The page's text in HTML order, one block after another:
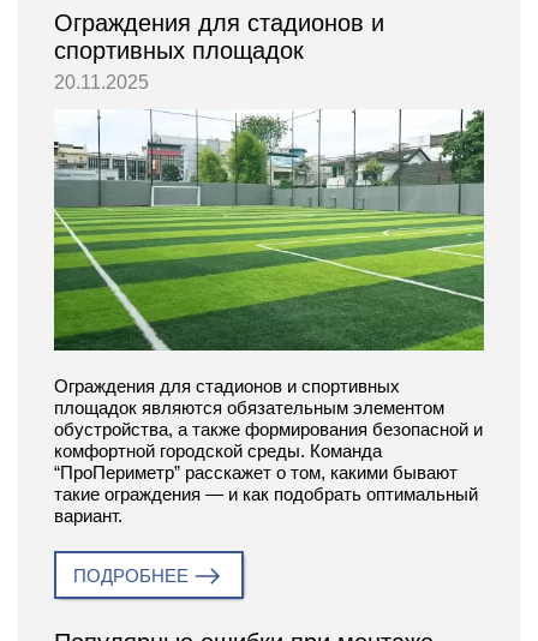
Ограждения для стадионов и
спортивных площадок
20.11.2025
Ограждения для стадионов и спортивных
площадок являются обязательным элементом
обустройства, а также формирования безопасной и
комфортной городской среды. Команда
“ПроПериметр” расскажет о том, какими бывают
такие ограждения — и как подобрать оптимальный
вариант.
ПОДРОБНЕЕ